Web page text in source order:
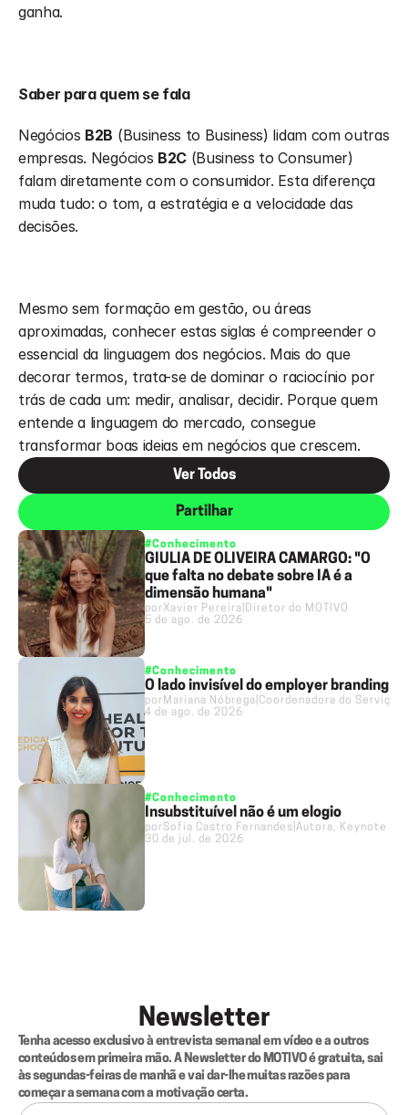
ganha.
Saber para quem se fala
Negócios B2B (Business to Business) lidam com outras
empresas. Negócios B2C (Business to Consumer)
falam diretamente com o consumidor. Esta diferença
muda tudo: o tom, a estratégia e a velocidade das
decisões.
Mesmo sem formação em gestão, ou áreas
aproximadas, conhecer estas siglas é compreender o
essencial da linguagem dos negócios. Mais do que
decorar termos, trata-se de dominar o raciocínio por
trás de cada um: medir, analisar, decidir. Porque quem
entende a linguagem do mercado, consegue
transformar boas ideias em negócios que crescem.
Ver Todos
Partilhar
#Conhecimento
GIULIA DE OLIVEIRA CAMARGO: "O
que falta no debate sobre IA é a
dimensão humana"
porXavier Pereira Diretor do MOTIVO
5 de ago. de 2026
#Conhecimento
O lado invisível do employer branding
por Mariana Nóbrega Coordenadora do Serviço
4 de ago. de 2026
#Conhecimento
Insubstituível não é um elogio
porSofia Castro Fernandes Autora, Keynote
30 de jul. de 2026
Newsletter
Tenha acesso exclusivo à entrevista semanal em vídeo e a outros
conteúdos em primeira mão. A Newsletter do MOTIVO é gratuita, sai
às segundas-feiras de manhã e vai dar-lhe muitas razões para
começar a semana com a motivação certa.